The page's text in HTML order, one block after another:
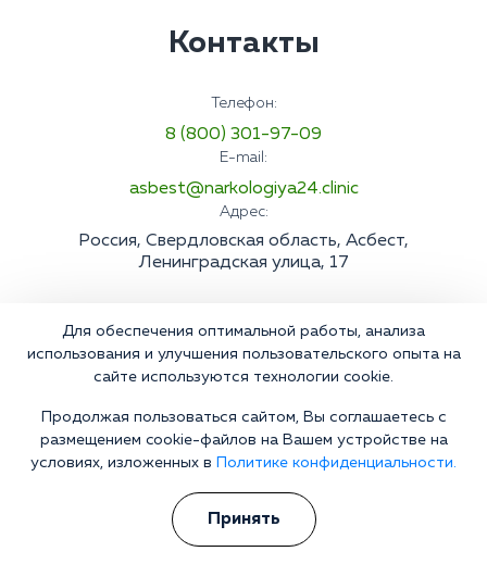
Контакты
Телефон:
8 (800) 301-97-09
E-mail:
asbest@narkologiya24.clinic
Адрес:
Россия, Свердловская область, Асбест,
Ленинградская улица, 17
Для обеспечения оптимальной работы, анализа
использования и улучшения пользовательского опыта на
сайте используются технологии cookie.
Продолжая пользоваться сайтом, Вы соглашаетесь с
размещением cookie-файлов на Вашем устройстве на
условиях, изложенных в
Политике конфиденциальности.
Принять